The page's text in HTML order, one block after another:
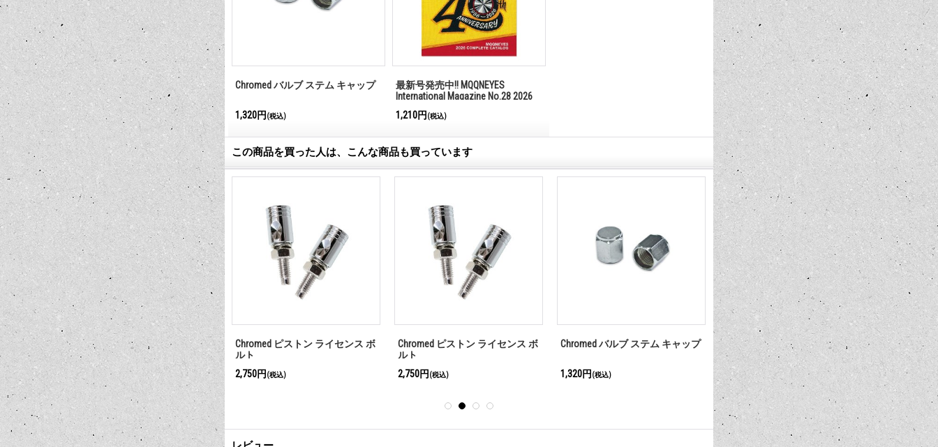
Chromed バルブ ステム キャップ
1,320円 (税込)
最新号発売中!! MQQNEYES
International Magazine No.28 2026
1,210円 (税込)
この商品を買った人は、こんな商品も買っています
16" 「お
US ライセンス フレーム ブラケ
ット(2ps)
2,310円
(税込)
Chromed ピストン ライセンス ボ
ルト
2,750円 (税込)
Chromed ピストン ライセンス ボ
ルト
2,750円 (税込)
Chromed バルブ ステム キャップ
1,320円 (税込)
Supreme Chromed Wheel 14×6 Std.
BS 「お問い合わせください」
B.F.グッド
ホワイト
問い合わせ